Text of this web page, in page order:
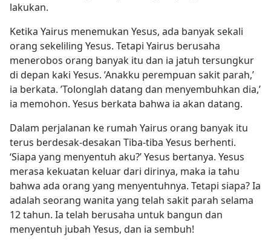
lakukan.
Ketika Yairus menemukan Yesus, ada banyak sekali
orang sekeliling Yesus. Tetapi Yairus berusaha
menerobos orang banyak itu dan ia jatuh tersungkur
di depan kaki Yesus. ’Anakku perempuan sakit parah,’
ia berkata. ’Tolonglah datang dan menyembuhkan dia,’
ia memohon. Yesus berkata bahwa ia akan datang.
Dalam perjalanan ke rumah Yairus orang banyak itu
terus berdesak-desakan Tiba-tiba Yesus berhenti.
‘Siapa yang menyentuh aku?’ Yesus bertanya. Yesus
merasa kekuatan keluar dari dirinya, maka ia tahu
bahwa ada orang yang menyentuhnya. Tetapi siapa? Ia
adalah seorang wanita yang telah sakit parah selama
12 tahun. Ia telah berusaha untuk bangun dan
menyentuh jubah Yesus, dan ia sembuh!